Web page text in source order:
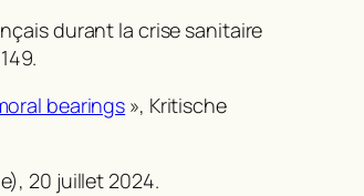
durant la crise sanitaire
bearings », Kritische
20 juillet 2024.